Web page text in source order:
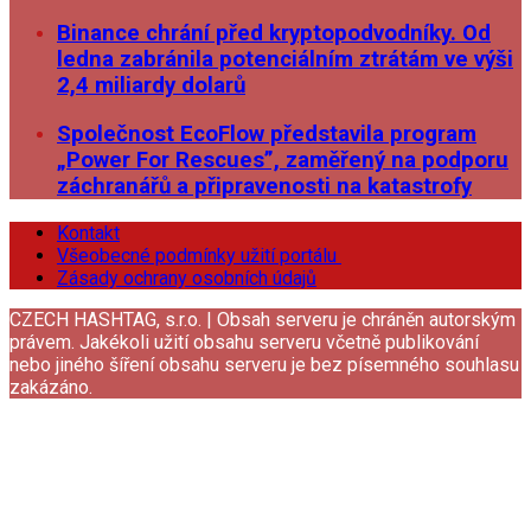
Binance chrání před kryptopodvodníky. Od
ledna zabránila potenciálním ztrátám ve výši
2,4 miliardy dolarů
Společnost EcoFlow představila program
„Power For Rescues”, zaměřený na podporu
záchranářů a připravenosti na katastrofy
Kontakt
Všeobecné podmínky užití portálu
Zásady ochrany osobních údajů
CZECH HASHTAG, s.r.o. | Obsah serveru je chráněn autorským
právem. Jakékoli užití obsahu serveru včetně publikování
nebo jiného šíření obsahu serveru je bez písemného souhlasu
zakázáno.